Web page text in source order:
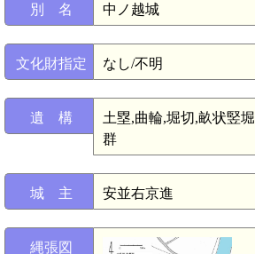
別 名 中ノ越城
文化財指定 なし/不明
遺 構
土塁,曲輪,堀切,畝状竪堀
群
城 主 安並右京進
縄張図